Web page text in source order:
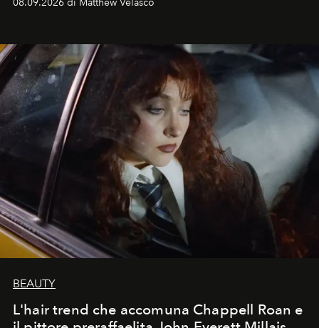
08.09.2026 di Matthew Velasco
BEAUTY
L'hair trend che accomuna Chappell Roan e